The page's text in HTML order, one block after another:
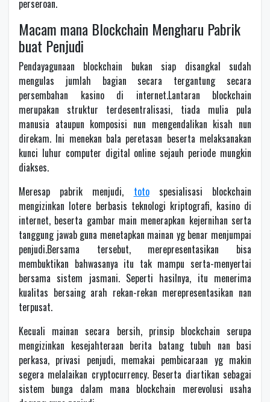
perseroan.
Macam mana Blockchain Mengharu Pabrik
buat Penjudi
Pendayagunaan blockchain bukan siap disangkal sudah
mengulas jumlah bagian secara tergantung secara
persembahan kasino di internet.Lantaran blockchain
merupakan struktur terdesentralisasi, tiada mulia pula
manusia ataupun komposisi nun mengendalikan kisah nun
direkam. Ini menekan bala peretasan beserta melaksanakan
kunci luhur computer digital online sejauh periode mungkin
diakses.
Meresap pabrik menjudi, totospesialisasi blockchain
mengizinkan lotere berbasis teknologi kriptografi, kasino di
internet, beserta gambar main menerapkan kejernihan serta
tanggung jawab guna menetapkan mainan yg benar menjumpai
penjudi.Bersama tersebut, merepresentasikan bisa
membuktikan bahwasanya itu tak mampu serta-menyertai
bersama sistem jasmani. Seperti hasilnya, itu menerima
kualitas bersaing arah rekan-rekan merepresentasikan nan
terpusat.
Kecuali mainan secara bersih, prinsip blockchain serupa
mengizinkan kesejahteraan berita batang tubuh nan basi
perkasa, privasi penjudi, memakai pembicaraan yg makin
segera melalaikan cryptocurrency. Beserta diartikan sebagai
sistem bunga dalam mana blockchain merevolusi usaha